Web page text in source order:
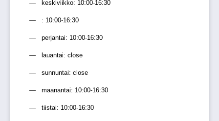
keskiviikko: 10:00-16:30
: 10:00-16:30
perjantai: 10:00-16:30
lauantai: close
sunnuntai: close
maanantai: 10:00-16:30
tiistai: 10:00-16:30